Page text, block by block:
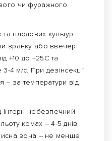
чи фуражного
плодових культур
зранку або ввечері
+10 до +25С та
3-4 м/с. При дезінсекції
– за температури від
Інтерн небезпечний
комах – 4-5 днів
зона – не менше